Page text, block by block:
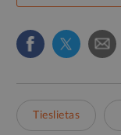
Tieslietas